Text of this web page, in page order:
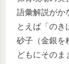
語彙解説がか
とえば「のき
砂子（金銀を
どもにそのま